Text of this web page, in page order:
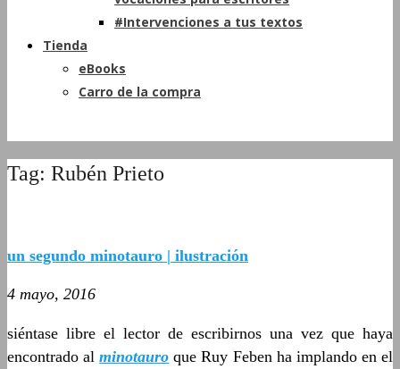
#Intervenciones a tus textos
Tienda
eBooks
Carro de la compra
Tag: Rubén Prieto
un segundo minotauro | ilustración
4 mayo, 2016
siéntase libre el lector de escribirnos una vez que haya
encontrado alminotauro que Ruy Feben ha implando en el